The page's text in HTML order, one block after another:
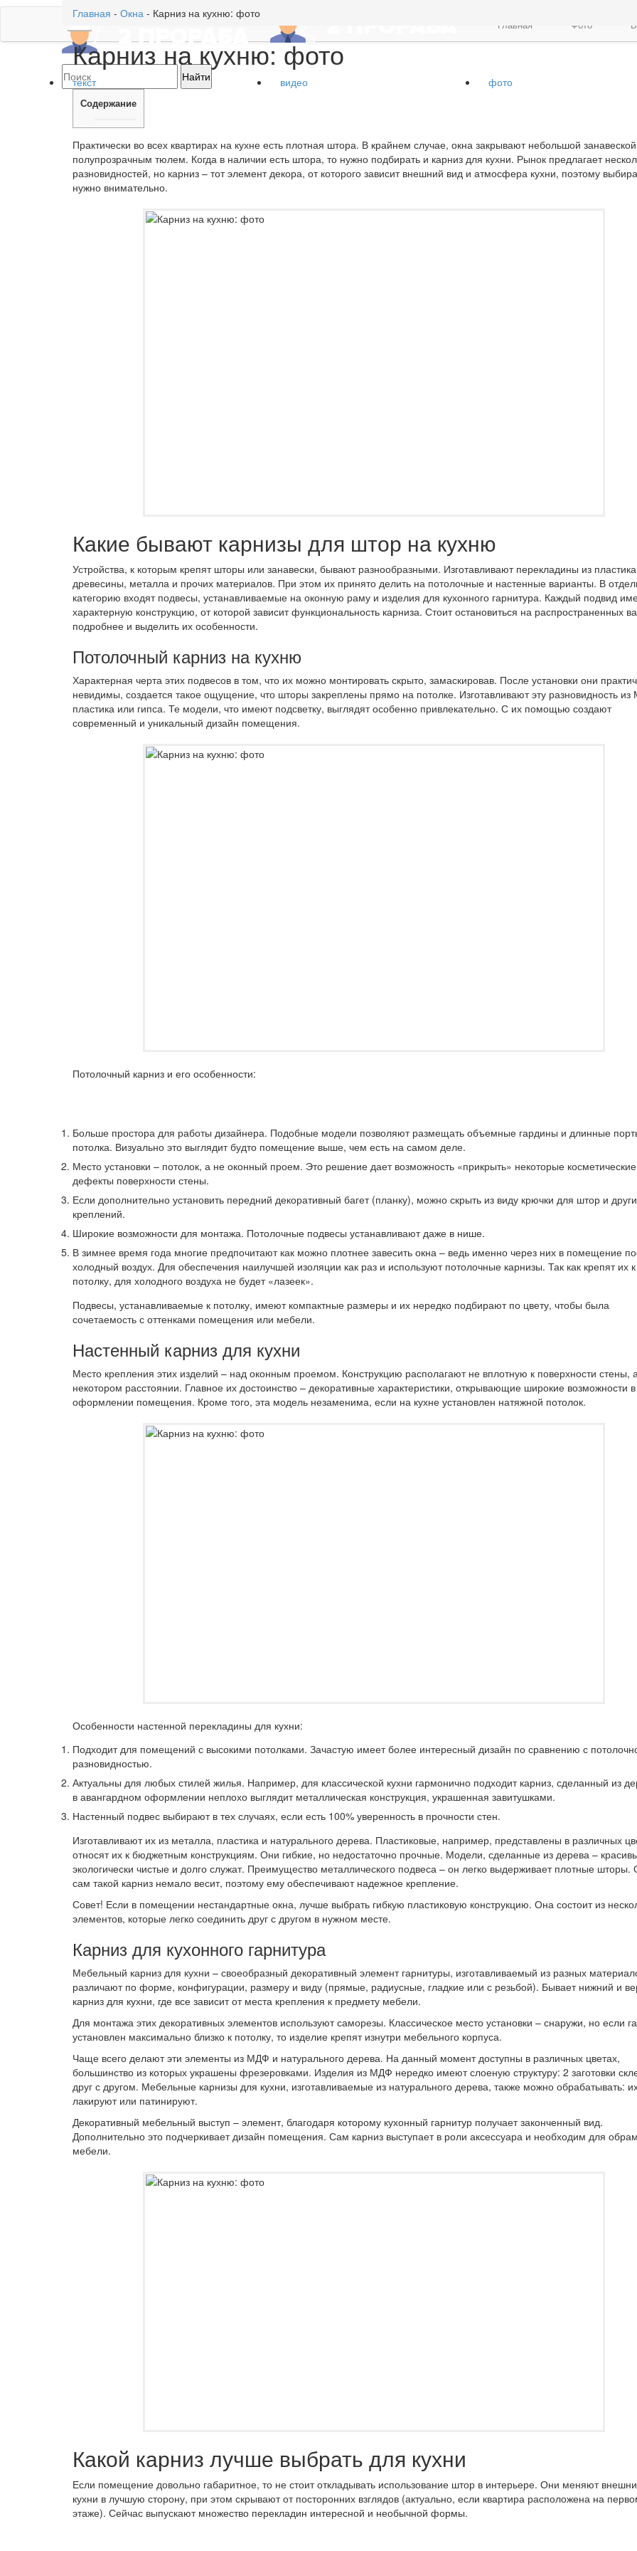
Главная Фото
Главная - Окна - Карниз на кухню: фото
Карниз на кухню: фото
текст видео фото
Содержание
Практически во всех квартирах на кухне есть плотная штора. В крайнем случае, окна закрывают небольшой
полупрозрачным тюлем. Когда в наличии есть штора, то нужно подбирать и карниз для кухни. Рынок предлагает
разновидностей, но карниз – тот элемент декора, от которого зависит внешний вид и атмосфера кухни, поэтому
нужно внимательно.
Какие бывают карнизы для штор на кухню
Устройства, к которым крепят шторы или занавески, бывают разнообразными. Изготавливают перекладины из
древесины, металла и прочих материалов. При этом их принято делить на потолочные и настенные варианты. В
категорию входят подвесы, устанавливаемые на оконную раму и изделия для кухонного гарнитура. Каждый подвид
характерную конструкцию, от которой зависит функциональность карниза. Стоит остановиться на распространенных
подробнее и выделить их особенности.
Потолочный карниз на кухню
Характерная черта этих подвесов в том, что их можно монтировать скрыто, замаскировав. После установки они
невидимы, создается такое ощущение, что шторы закреплены прямо на потолке. Изготавливают эту разновидность
пластика или гипса. Те модели, что имеют подсветку, выглядят особенно привлекательно. С их помощью создают
современный и уникальный дизайн помещения.
Потолочный карниз и его особенности:
Больше простора для работы дизайнера. Подобные модели позволяют размещать объемные гардины и длинные
потолка. Визуально это выглядит будто помещение выше, чем есть на самом деле.
Место установки – потолок, а не оконный проем. Это решение дает возможность «прикрыть» некоторые косметические
дефекты поверхности стены.
Если дополнительно установить передний декоративный багет (планку), можно скрыть из виду крючки для штор и
креплений.
Широкие возможности для монтажа. Потолочные подвесы устанавливают даже в нише.
В зимнее время года многие предпочитают как можно плотнее завесить окна – ведь именно через них в помещение
холодный воздух. Для обеспечения наилучшей изоляции как раз и используют потолочные карнизы. Так как крепят их к
потолку, для холодного воздуха не будет «лазеек».
Подвесы, устанавливаемые к потолку, имеют компактные размеры и их нередко подбирают по цвету, чтобы была
сочетаемость с оттенками помещения или мебели.
Настенный карниз для кухни
Место крепления этих изделий – над оконным проемом. Конструкцию располагают не вплотную к поверхности стены,
некотором расстоянии. Главное их достоинство – декоративные характеристики, открывающие широкие возможности в
оформлении помещения. Кроме того, эта модель незаменима, если на кухне установлен натяжной потолок.
Особенности настенной перекладины для кухни:
Подходит для помещений с высокими потолками. Зачастую имеет более интересный дизайн по сравнению с
разновидностью.
Актуальны для любых стилей жилья. Например, для классической кухни гармонично подходит карниз, сделанный из
в авангардном оформлении неплохо выглядит металлическая конструкция, украшенная завитушками.
Настенный подвес выбирают в тех случаях, если есть 100% уверенность в прочности стен.
Изготавливают их из металла, пластика и натурального дерева. Пластиковые, например, представлены в различных
относят их к бюджетным конструкциям. Они гибкие, но недостаточно прочные. Модели, сделанные из дерева –
экологически чистые и долго служат. Преимущество металлического подвеса – он легко выдерживает плотные шторы.
сам такой карниз немало весит, поэтому ему обеспечивают надежное крепление.
Совет! Если в помещении нестандартные окна, лучше выбрать гибкую пластиковую конструкцию. Она состоит из
элементов, которые легко соединить друг с другом в нужном месте.
Карниз для кухонного гарнитура
Мебельный карниз для кухни – своеобразный декоративный элемент гарнитуры, изготавливаемый из разных
различают по форме, конфигурации, размеру и виду (прямые, радиусные, гладкие или с резьбой). Бывает нижний и
карниз для кухни, где все зависит от места крепления к предмету мебели.
Для монтажа этих декоративных элементов используют саморезы. Классическое место установки – снаружи, но если
установлен максимально близко к потолку, то изделие крепят изнутри мебельного корпуса.
Чаще всего делают эти элементы из МДФ и натурального дерева. На данный момент доступны в различных цветах,
большинство из которых украшены фрезеровками. Изделия из МДФ нередко имеют слоеную структуру: 2 заготовки
друг с другом. Мебельные карнизы для кухни, изготавливаемые из натурального дерева, также можно обрабатывать:
лакируют или патинируют.
Декоративный мебельный выступ – элемент, благодаря которому кухонный гарнитур получает законченный вид.
Дополнительно это подчеркивает дизайн помещения. Сам карниз выступает в роли аксессуара и необходим для
мебели.
Какой карниз лучше выбрать для кухни
Если помещение довольно габаритное, то не стоит откладывать использование штор в интерьере. Они меняют
кухни в лучшую сторону, при этом скрывают от посторонних взглядов (актуально, если квартира расположена на
этаже). Сейчас выпускают множество перекладин интересной и необычной формы.